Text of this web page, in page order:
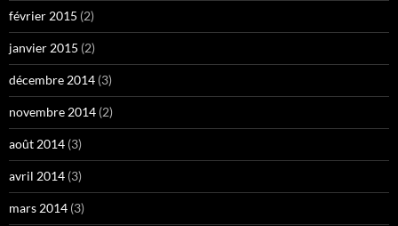
février 2015 (2)
janvier 2015 (2)
décembre 2014 (3)
novembre 2014 (2)
août 2014 (3)
avril 2014 (3)
mars 2014 (3)